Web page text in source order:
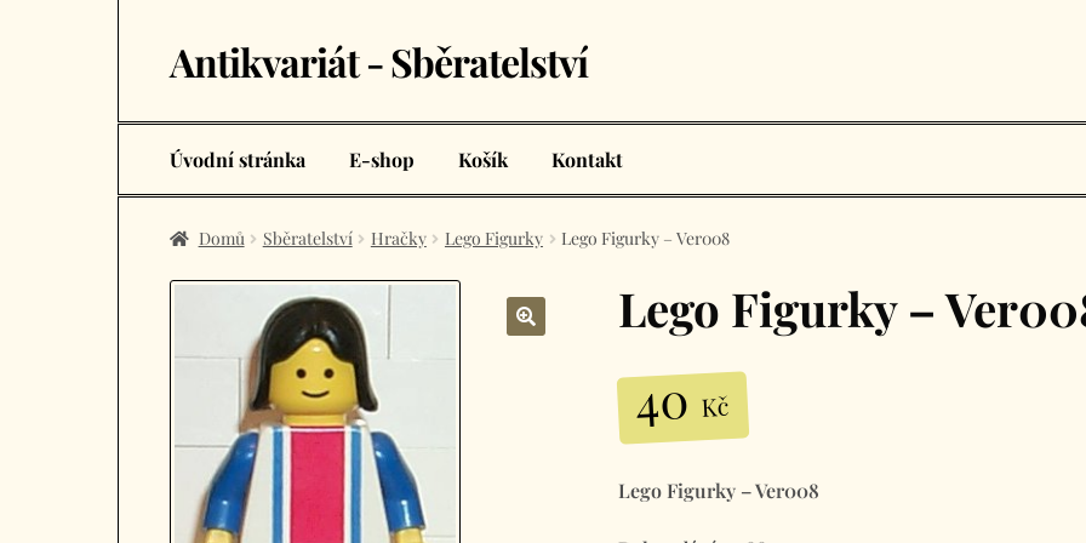
Přeskočit
na
Přejít
k
webu
Antikvariát - Sběratelství
Úvodní stránka E-shop Košík Kontakt
Domů Sběratelství Hračky Lego Figurky Lego Figurky – Ver008
Lego Figurky –
40Kč
Lego Figurky – Ver008